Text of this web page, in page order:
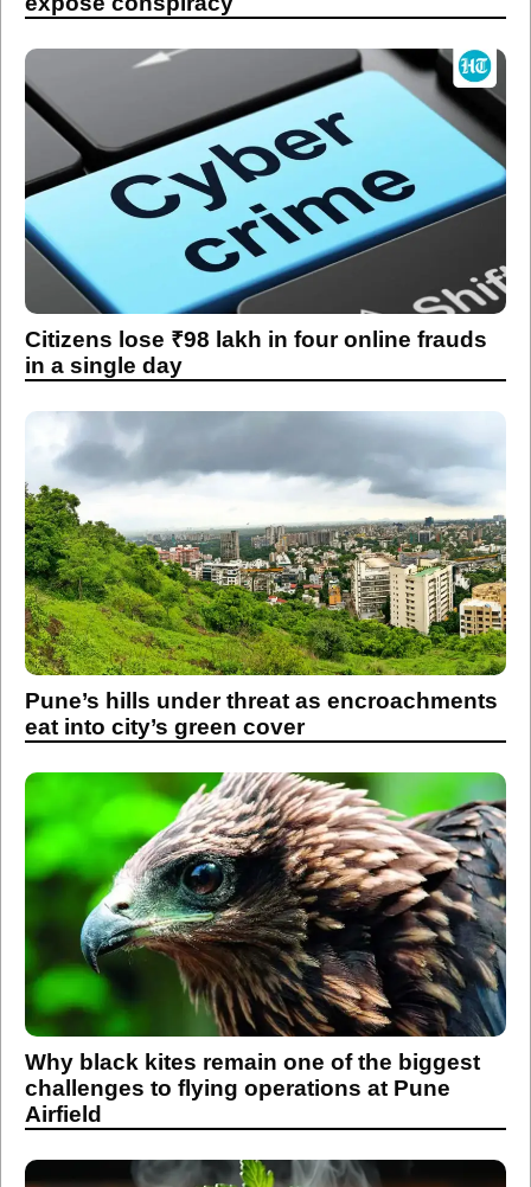
Citizens lose ₹98 lakh in four online frauds
in a single day
Pune’s hills under threat as encroachments
eat into city’s green cover
Why black kites remain one of the biggest
challenges to flying operations at Pune
Airfield